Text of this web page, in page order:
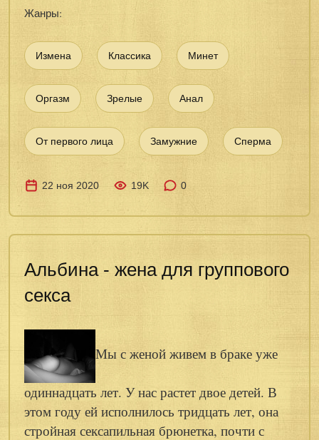
Жанры:
Измена Классика Минет
Оргазм Зрелые Анал
От первого лица Замужние Сперма
22 ноя 2020 19K 0
Альбина - жена для группового
секса
Мы с женой живем в браке уже
одиннадцать лет. У нас растет двое детей. В
этом году ей исполнилось тридцать лет, она
стройная сексапильная брюнетка, почти с